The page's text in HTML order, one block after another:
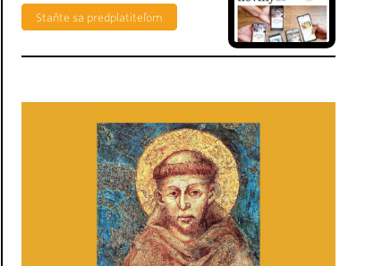
Staňte sa predplatiteľom